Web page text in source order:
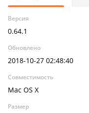
Версия
0.64.1
Обновлено
2018-10-27 02:48:40
Совместимость
Mac OS X
Размер